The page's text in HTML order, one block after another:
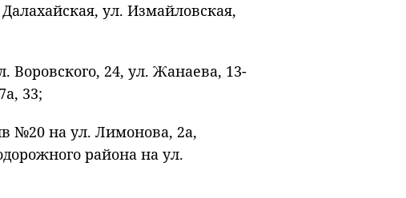
ул. Измайловская,
Воровского, 24, ул. Жанаева, 13-
33;
№20 на ул. Лимонова, 2а,
района на ул.